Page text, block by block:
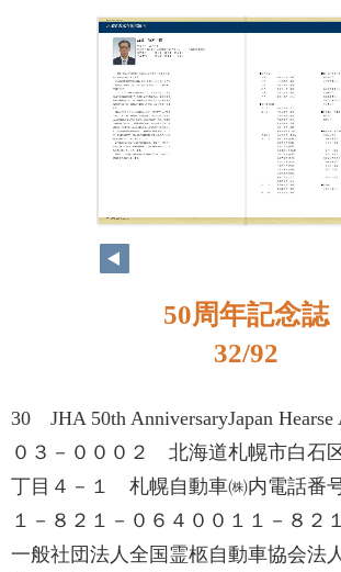
50周年記念誌
32/92
30 JHA 50th AnniversaryJapan Hearse
０３－０００２ 北海道札幌市白石
丁目４－１ 札幌自動車㈱内電話番
１－８２１－０６４００１１－８２
一般社団法人全国霊柩自動車協会法